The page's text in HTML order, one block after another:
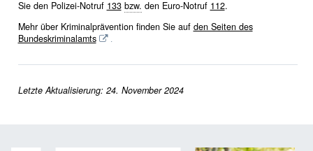
Sie den Polizei-Notruf 133 bzw. den Euro-Notruf 112.
Mehr über Kriminalprävention finden Sie auf den Seiten des
Bundeskriminalamts
.
Letzte Aktualisierung: 24. November 2024